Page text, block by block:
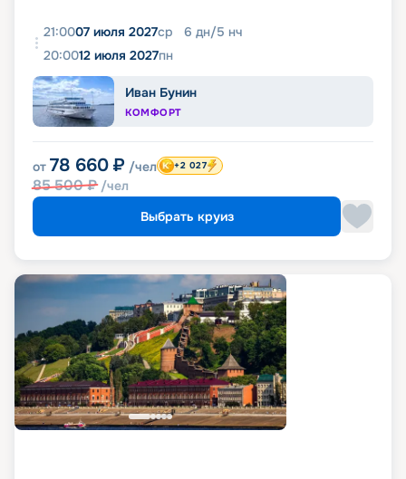
21:0007 июля 2027ср 6 дн/5 нч
20:0012 июля 2027пн
Иван Бунин
КОМФОРТ
от 78 660 ₽ /чел
85 500₽ /чел
+2 027
Выбрать круиз